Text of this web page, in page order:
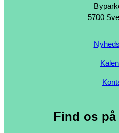
5700
Find os